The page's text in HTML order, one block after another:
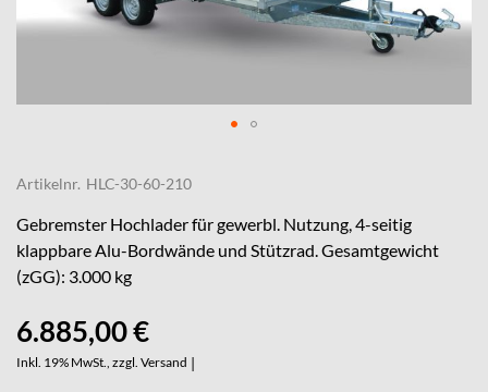
the
beginning
of
the
images
Artikelnr. HLC-30-60-210
Gebremster Hochlader für gewerbl. Nutzung, 4-seitig
klappbare Alu-Bordwände und Stützrad. Gesamtgewicht
(zGG): 3.000 kg
6.885,00 €
Inkl. 19% MwSt., zzgl. Versand |